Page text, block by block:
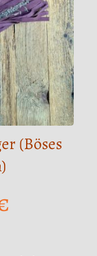
(Böses